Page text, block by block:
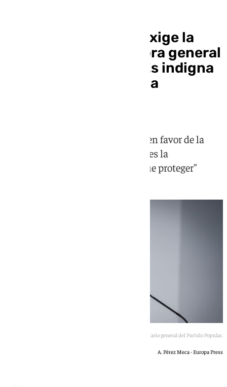
El PP eleva el tono y exige la
dimisión de la directora general
de la Guardia Civil: «Es indigna
y una deshonra para la
Tellado dice que lo ha "dado todo en favor de la
mafia" y Gamarra cree que seguir es la
"demostración de lo que tienen que proteger"
Miguel Tellado, secretario general del Partido Popular.
A. Pérez Meca - Europa Press